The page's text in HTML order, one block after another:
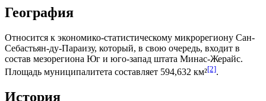
География
Относится к экономико-статистическому микрорегиону Сан-
Себастьян-ду-Параизу, который, в свою очередь, входит в
состав мезорегиона Юг и юго-запад штата Минас-Жерайс.
Площадь муниципалитета составляет 594,632 км²[2].
История